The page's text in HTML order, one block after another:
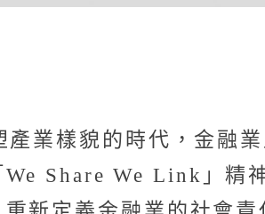
業樣貌的時代，金融
Share We Link」精